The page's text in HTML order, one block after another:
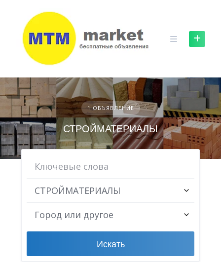
content
1 ОБЪЯВЛЕНИЕ
СТРОЙМАТЕРИАЛЫ
СТРОЙМАТЕРИАЛЫ
Город или другое
Искать